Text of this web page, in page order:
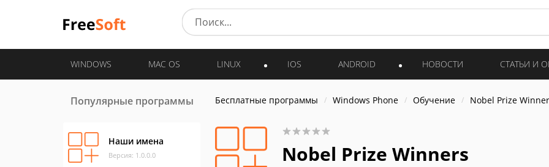
WINDOWS MAC OS LINUX IOS ANDROID НОВОСТИ СТАТЬИ И
Популярные программы
Наши имена
Версия: 1.0.0.0
Бесплатные программы Windows Phone Обучение Nobel Prize
Nobel Prize Winners